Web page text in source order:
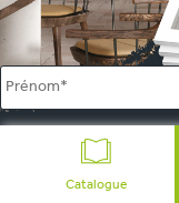
Catalogue
Name *